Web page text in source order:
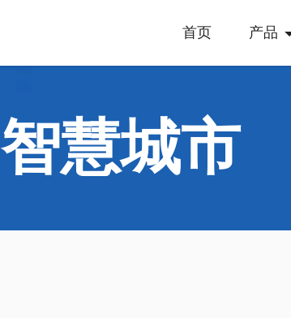
首页 产品
智慧城市